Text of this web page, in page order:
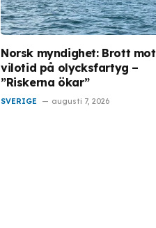
Norsk myndighet: Brott mot
vilotid på olycksfartyg –
”Riskerna ökar”
SVERIGE augusti 7, 2026